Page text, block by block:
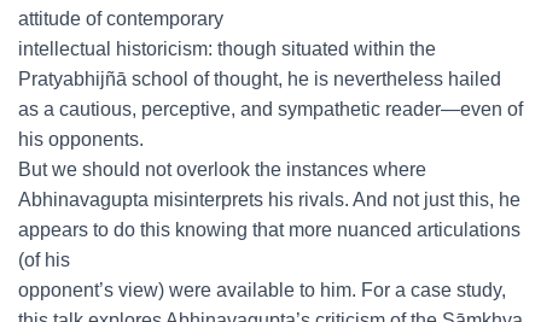
attitude of contemporary
intellectual historicism: though situated within the
Pratyabhijñā school of thought, he is nevertheless hailed
as a cautious, perceptive, and sympathetic reader—even of
his opponents.
But we should not overlook the instances where
Abhinavagupta misinterprets his rivals. And not just this, he
appears to do this knowing that more nuanced articulations
(of his
opponent’s view) were available to him. For a case study,